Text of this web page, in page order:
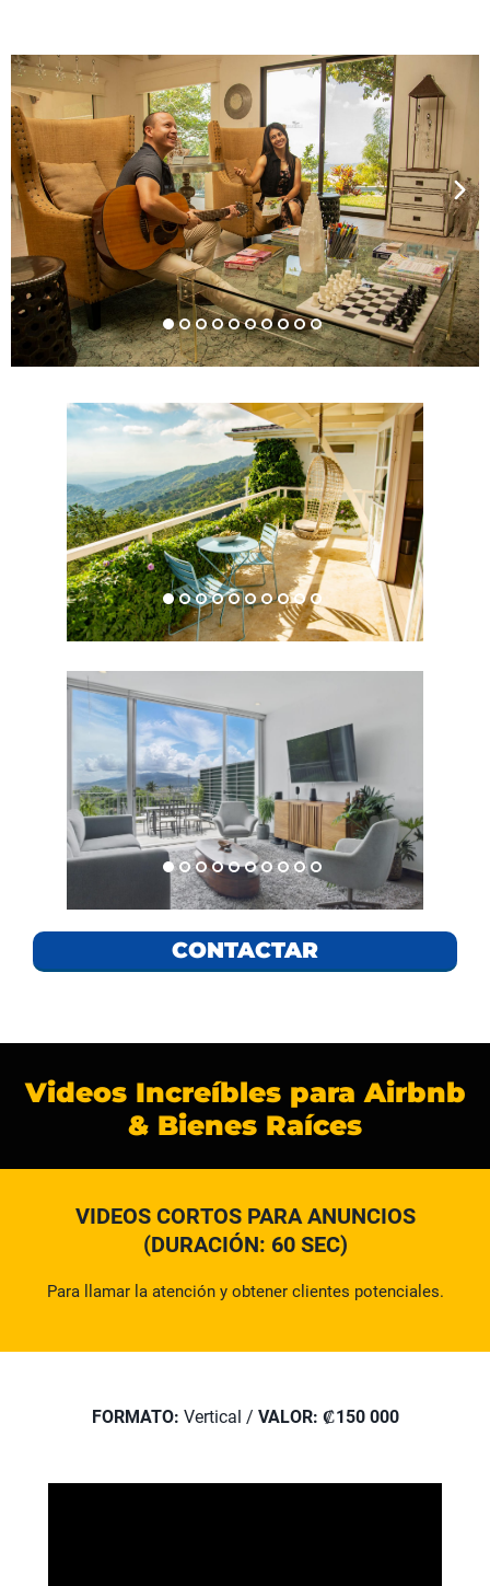
CONTACTAR
Videos Increíbles para Airbnb
& Bienes Raíces
VIDEOS CORTOS PARA ANUNCIOS
(DURACIÓN: 60 SEC)
Para llamar la atención y obtener clientes potenciales.
FORMATO: Vertical / VALOR: ₡150 000